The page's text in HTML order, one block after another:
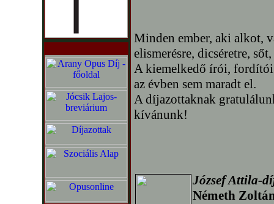
Minden ember, aki alkot,
elismerésre, dicséretre,
A kiemelkedő írói, fordítói
az évben sem maradt el.
A díjazottaknak
kívánunk!
József Attila-
Németh